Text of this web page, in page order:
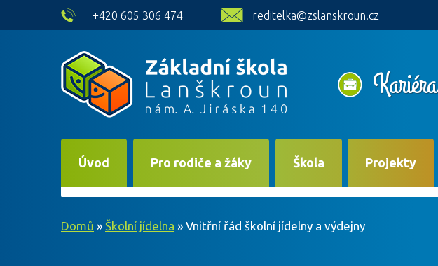
skip to main content
+420 605 306 474 reditelka@zslanskroun.cz
Kariéra
Úvod Pro rodiče a žáky Škola Projekty
Domů » Školní jídelna » Vnitřní řád školní jídelny a výdejny